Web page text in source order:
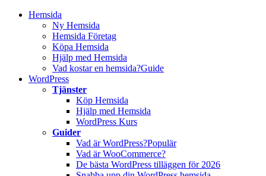
Hemsida
Ny Hemsida
Hemsida Företag
Köpa Hemsida
Hjälp med Hemsida
Vad kostar en hemsida?Guide
WordPress
Tjänster
Köp Hemsida
Hjälp med Hemsida
WordPress Kurs
Guider
Vad är WordPress?Populär
Vad är WooCommerce?
De bästa WordPress tilläggen för 2026